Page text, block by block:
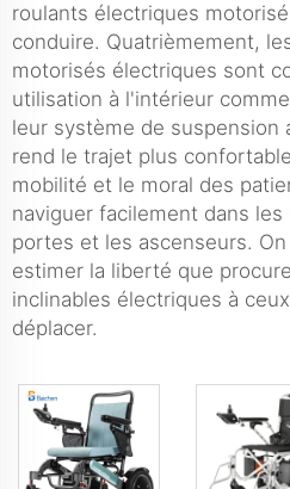
roulants électriques
conduire. Quatrièmement,
motorisés électriques sont
utilisation à l'intérieur
leur système de suspension
rend le trajet plus
mobilité et le moral des
naviguer facilement dans
portes et les ascenseurs.
estimer la liberté que
inclinables électriques à
déplacer.